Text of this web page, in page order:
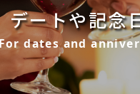
デートや記念
dates and